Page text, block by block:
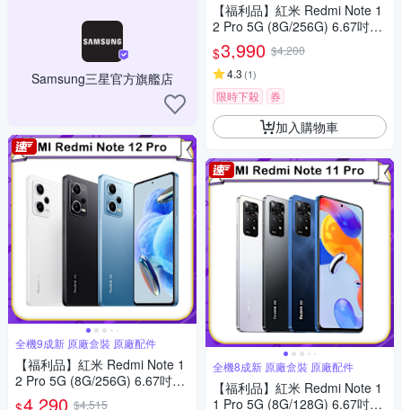
Samsung三星官方旗艦店
全機9成新 原廠盒裝 原廠配件
【福利品】紅米 Redmi Note 1
2 Pro 5G (8G/256G) 6.67吋智
慧型手機(9成新)
4,290 $4,515
【福利品】紅米 Redmi Note 1
2 Pro 5G (8G/256G) 6.67吋智
慧型手機(8成新)
$3,990 $4,200
4.3 (1)
限時下殺 券
加入購物車
全機8成新 原廠盒裝 原廠配件
【福利品】紅米 Redmi Note 1
1 Pro 5G (8G/128G) 6.67吋智